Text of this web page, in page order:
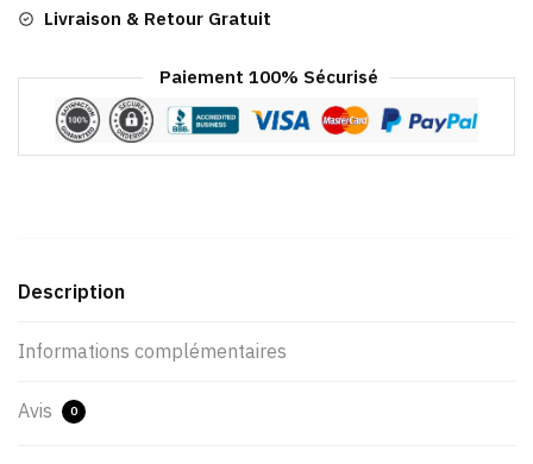
Livraison & Retour Gratuit
Paiement 100% Sécurisé
Description
Informations complémentaires
Avis 0